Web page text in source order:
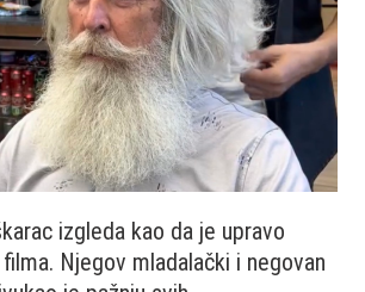
izgleda kao da je upravo
Njegov mladalački i negovan